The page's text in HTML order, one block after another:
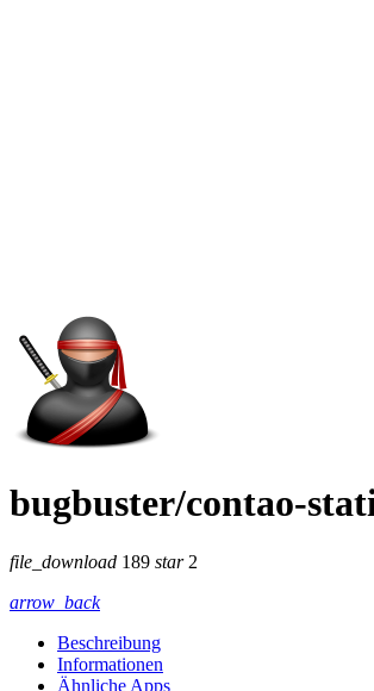
bugbuster/contao-
file_download 189 star2
arrow_back
Beschreibung
Informationen
Ähnliche Apps